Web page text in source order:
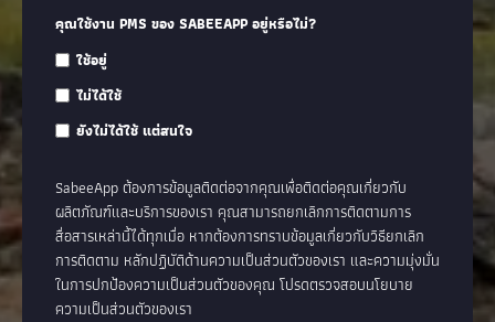
คุณใช้งาน PMS ของ SABEEAPP อยู่หรือไม่?
ใช้อยู่
ไม่ได้ใช้
ยังไม่ได้ใช้ แต่สนใจ
SabeeApp ต้องการข้อมูลติดต่อจากคุณเพื่อติดต่อคุณเกี่ยวกับ
ผลิตภัณฑ์และบริการของเรา คุณสามารถยกเลิกการติดตามการ
สื่อสารเหล่านี้ได้ทุกเมื่อ หากต้องการทราบข้อมูลเกี่ยวกับวิธียกเลิก
การติดตาม หลักปฏิบัติด้านความเป็นส่วนตัวของเรา และความมุ่งมั่น
ในการปกป้องความเป็นส่วนตัวของคุณ โปรดตรวจสอบนโยบาย
ความเป็นส่วนตัวของเรา